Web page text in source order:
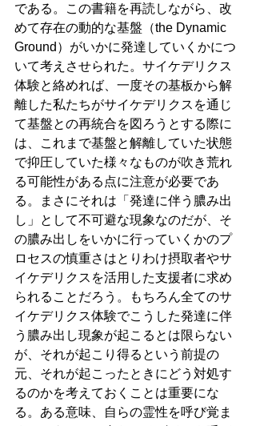
である。この書籍を再読しながら、改
めて存在の動的な基盤（the Dynamic
Ground）がいかに発達していくかにつ
いて考えさせられた。サイケデリクス
体験と絡めれば、一度その基板から解
離した私たちがサイケデリクスを通じ
て基盤との再統合を図ろうとする際に
は、これまで基盤と解離していた状態
で抑圧していた様々なものが吹き荒れ
る可能性がある点に注意が必要であ
る。まさにそれは「発達に伴う膿み出
し」として不可避な現象なのだが、そ
の膿み出しをいかに行っていくかのプ
ロセスの慎重さはとりわけ摂取者やサ
イケデリクスを活用した支援者に求め
られることだろう。もちろん全てのサ
イケデリクス体験でこうした発達に伴
う膿み出し現象が起こるとは限らない
が、それが起こり得るという前提の
元、それが起こったときにどう対処す
るのかを考えておくことは重要にな
る。ある意味、自らの霊性を呼び覚ま